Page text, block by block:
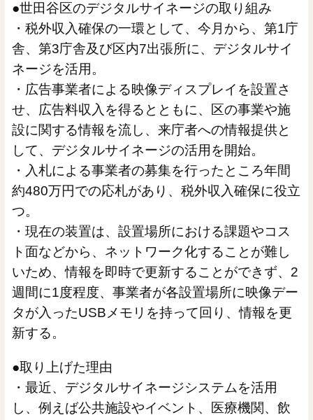
●世田谷区のデジタルサイネージの取り組み
・税外収入確保の一環として、今月から、第1庁
舎、第3庁舎及び区内7出張所に、デジタルサイ
ネージを活用。
・広告事業者による映像ディスプレイを設置さ
せ、広告料収入を得るとともに、区の事業や施
設に関する情報を流し、来庁者への情報提供と
して、デジタルサイネージの活用を開始。
・入札による事業者の募集を行ったところ年間
約480万円での応札があり、税外収入確保に役立
つ。
・現在の装置は、設置場所における課題やコス
ト面などから、ネットワーク化することが難し
いため、情報を即時で更新することができず、2
週間に1度程度、事業者が各設置場所に映像デー
タが入ったUSBメモリを持って回り、情報を更
新する。
●取り上げた理由
・最近、デジタルサイネージシステムを活用
し、例えば公共施設やイベント、医療機関、飲